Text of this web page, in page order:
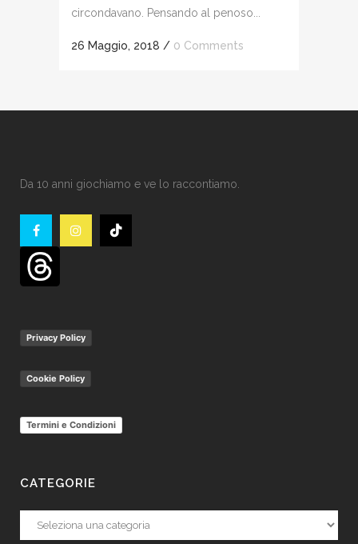
circondavano. Pensando al penoso...
26 Maggio, 2018 / 0 Comments
Da 10 anni giochiamo e ve lo raccontiamo.
Privacy Policy
Cookie Policy
Termini e Condizioni
CATEGORIE
Categorie